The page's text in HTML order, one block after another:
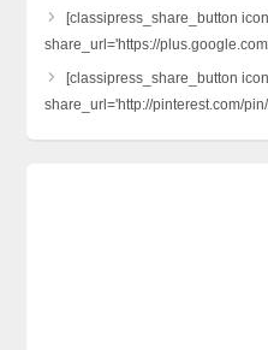
[classipress_share_button
share_url='https://
[classipress_share_button
share_url='http://pinterest.com/